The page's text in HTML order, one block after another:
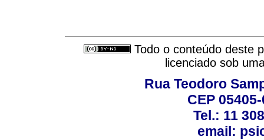
Todo o conteúdo deste
licenciado sob
Rua Teodoro
CEP
Tel.: 11
email: